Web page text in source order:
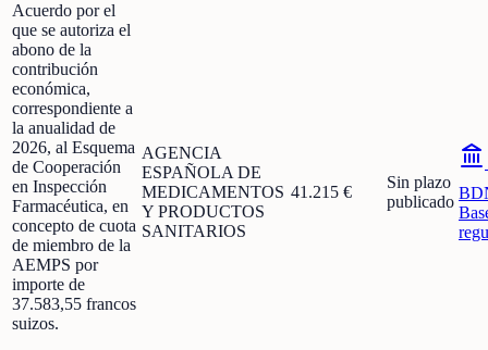
Acuerdo por el
que se autoriza el
abono de la
contribución
económica,
correspondiente a
la anualidad de
2026, al Esquema
de Cooperación
en Inspección
Farmacéutica, en
concepto de cuota
de miembro de la
AEMPS por
importe de
37.583,55 francos
suizos.
AGENCIA
ESPAÑOLA DE
MEDICAMENTOS
Y PRODUCTOS
SANITARIOS
41.215 €
Sin plazo
publicado